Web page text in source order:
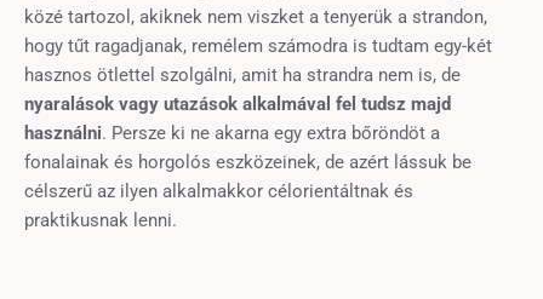
közé tartozol, akiknek nem viszket a tenyerük a strandon,
hogy tűt ragadjanak, remélem számodra is tudtam egy-két
hasznos ötlettel szolgálni, amit ha strandra nem is, de
nyaralások vagy utazások alkalmával fel tudsz majd
használni. Persze ki ne akarna egy extra bőröndöt a
fonalainak és horgolós eszközeinek, de azért lássuk be
célszerű az ilyen alkalmakkor célorientáltnak és
praktikusnak lenni.